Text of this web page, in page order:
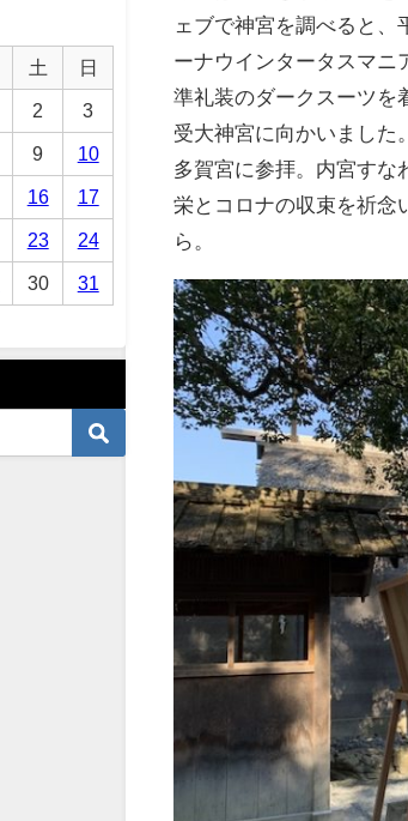
ェブで神宮を調べると
ーナウインタータスマニ
準礼装のダークスーツを
受大神宮に向かいました
多賀宮に参拝。内宮すな
栄とコロナの収束を祈念
ら。
土 日
2 3
9 10
16 17
23 24
30
31